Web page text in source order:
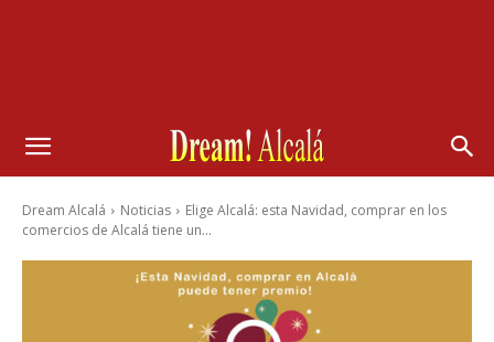
Dream Alcalá Noticias
Elige Alcalá: esta Navidad, comprar en los
comercios de Alcalá tiene un...